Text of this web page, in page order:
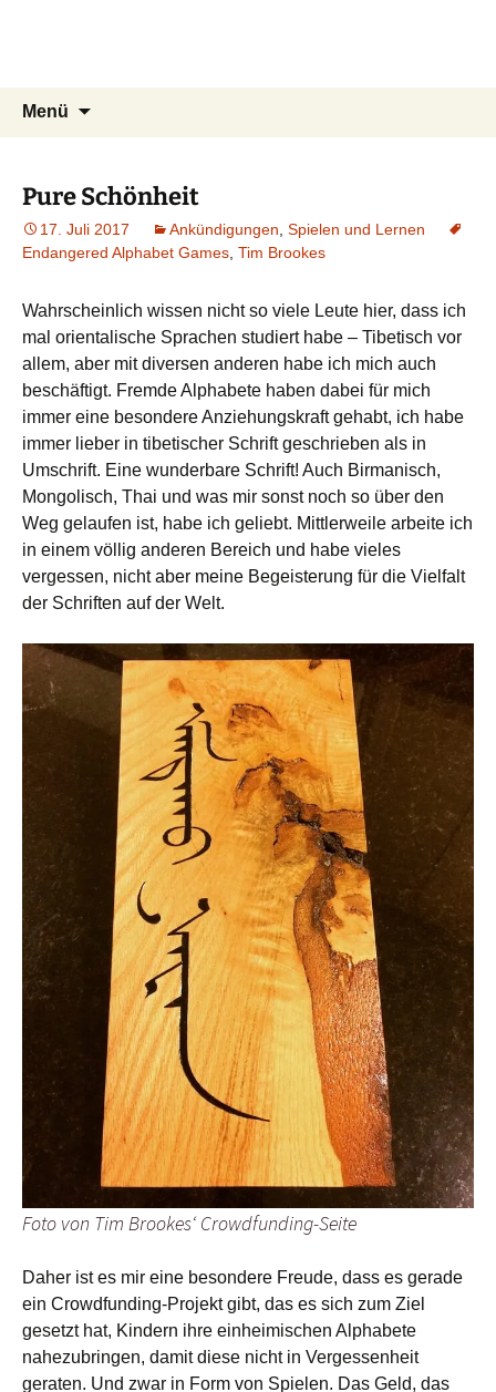
Menü
Pure Schönheit
17. Juli 2017 Ankündigungen Spielen und Lernen
Endangered Alphabet Games Tim Brookes
Wahrscheinlich wissen nicht so viele Leute hier, dass ich
mal orientalische Sprachen studiert habe – Tibetisch vor
allem, aber mit diversen anderen habe ich mich auch
beschäftigt. Fremde Alphabete haben dabei für mich
immer eine besondere Anziehungskraft gehabt, ich habe
immer lieber in tibetischer Schrift geschrieben als in
Umschrift. Eine wunderbare Schrift! Auch Birmanisch,
Mongolisch, Thai und was mir sonst noch so über den
Weg gelaufen ist, habe ich geliebt. Mittlerweile arbeite ich
in einem völlig anderen Bereich und habe vieles
vergessen, nicht aber meine Begeisterung für die Vielfalt
der Schriften auf der Welt.
Foto von Tim Brookes‘ Crowdfunding-Seite
Daher ist es mir eine besondere Freude, dass es gerade
ein Crowdfunding-Projekt gibt, das es sich zum Ziel
gesetzt hat, Kindern ihre einheimischen Alphabete
nahezubringen, damit diese nicht in Vergessenheit
geraten. Und zwar in Form von Spielen. Das Geld, das